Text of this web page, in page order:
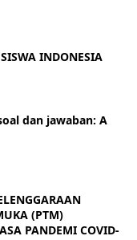
INDONESIA
dan jawaban: A
(PTM)
PANDEMI COVID-